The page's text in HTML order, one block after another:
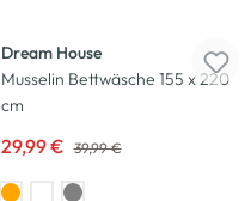
Dream House
Musselin Bettwäsche 155 x 220
cm
29,99 € 39,99 €